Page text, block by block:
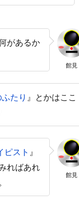
マス・マン
ス・レノン
ド・フュリラブ
ド・モファット
館見
があるか
たり 』とかはここ
館見
ピスト 』
ればあれ